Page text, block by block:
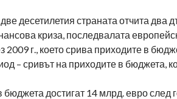
десетилетия страната отчита
криза, последвалата
2009 г., което срива приходите в
– сривът на приходите в бюджета,
бюджета достигат 14 млрд. евро